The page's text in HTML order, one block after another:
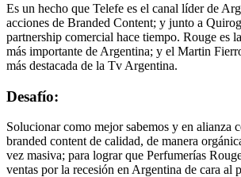
Es un hecho que Telefe es el canal líder de
acciones de Branded Content; y junto a
partnership comercial hace tiempo. Rouge es
más importante de Argentina; y el Martin
más destacada de la Tv Argentina.
Desafío:
Solucionar como mejor sabemos y en alianza
branded content de calidad, de manera
vez masiva; para lograr que Perfumerías
ventas por la recesión en Argentina de cara al